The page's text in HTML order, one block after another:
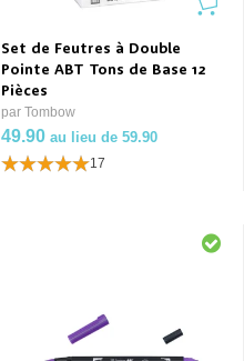
Set de Feutres à Double
Pointe ABT Tons de Base 12
Pièces
par Tombow
49.90 au lieu de 59.90
17